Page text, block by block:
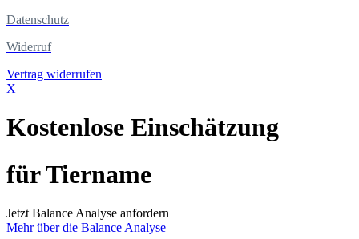
Datenschutz
Widerruf
Vertrag widerrufen
X
Kostenlose Einschätzung
für Tiername
Jetzt Balance Analyse anfordern
Mehr über die Balance Analyse